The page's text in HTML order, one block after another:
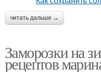
читать дальше →
Заморозки на
рецептов